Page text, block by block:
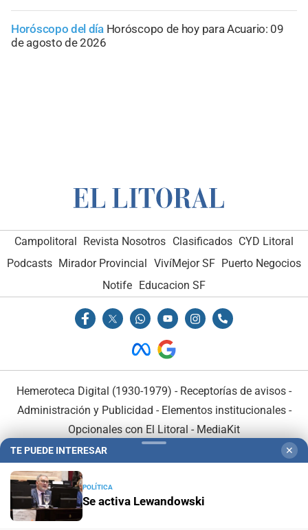
Horóscopo del día Horóscopo de hoy para Acuario: 09
de agosto de 2026
Campolitoral Revista Nosotros Clasificados CYD Litoral
Podcasts Mirador Provincial VivíMejor SF Puerto Negocios
Notife Educacion SF
Hemeroteca Digital (1930-1979) - Receptorías de avisos -
Administración y Publicidad - Elementos institucionales-
Opcionales con El Litoral - MediaKit
TE PUEDE INTERESAR ✕
POLÍTICA
Se activa Lewandowski